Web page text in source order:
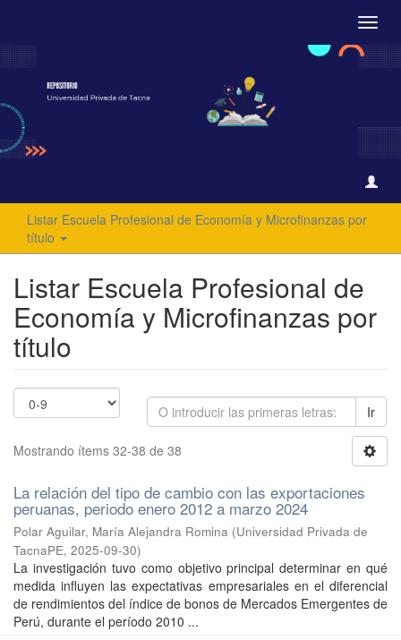
Listar Escuela Profesional de Economía y Microfinanzas por
título
Listar Escuela Profesional de
Economía y Microfinanzas por
título
Ir
Mostrando ítems 32-38 de 38
La relación del tipo de cambio con las exportaciones
peruanas, periodo enero 2012 a marzo 2024
Polar Aguilar, María Alejandra Romina (Universidad Privada de
TacnaPE, 2025-09-30)
La investigación tuvo como objetivo principal determinar en qué
medida influyen las expectativas empresariales en el diferencial
de rendimientos del índice de bonos de Mercados Emergentes de
Perú, durante el período 2010 ...